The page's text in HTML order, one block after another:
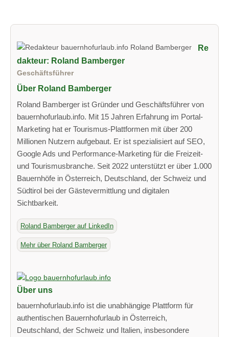
Re
dakteur: Roland Bamberger
Geschäftsführer
Über Roland Bamberger
Roland Bamberger ist Gründer und Geschäftsführer von
bauernhofurlaub.info. Mit 15 Jahren Erfahrung im Portal-
Marketing hat er Tourismus-Plattformen mit über 200
Millionen Nutzern aufgebaut. Er ist spezialisiert auf SEO,
Google Ads und Performance-Marketing für die Freizeit-
und Tourismusbranche. Seit 2022 unterstützt er über 1.000
Bauernhöfe in Österreich, Deutschland, der Schweiz und
Südtirol bei der Gästevermittlung und digitalen
Sichtbarkeit.
Roland Bamberger auf LinkedIn
Mehr über Roland Bamberger
Über uns
bauernhofurlaub.info ist die unabhängige Plattform für
authentischen Bauernhofurlaub in Österreich,
Deutschland, der Schweiz und Italien, insbesondere